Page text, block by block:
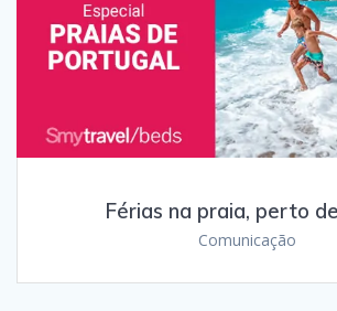
Férias na praia, perto
Comunicação